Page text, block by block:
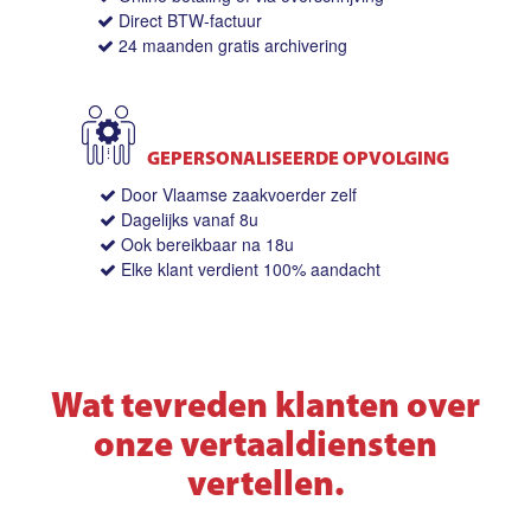
Direct BTW-factuur
24 maanden gratis archivering
GEPERSONALISEERDE OPVOLGING
Door Vlaamse zaakvoerder zelf
Dagelijks vanaf 8u
Ook bereikbaar na 18u
Elke klant verdient 100% aandacht
Wat tevreden klanten over
onze vertaaldiensten
vertellen.